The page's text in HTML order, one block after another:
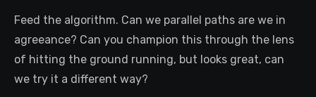
Feed the algorithm. Can we parallel paths are we in
agreeance? Can you champion this through the lens
of hitting the ground running, but looks great, can
we try it a different way?